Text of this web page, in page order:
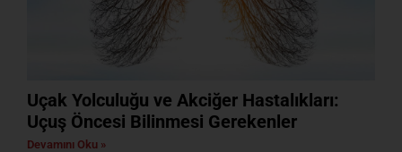
Uçak Yolculuğu ve Akciğer Hastalıkları:
Uçuş Öncesi Bilinmesi Gerekenler
Devamını Oku »